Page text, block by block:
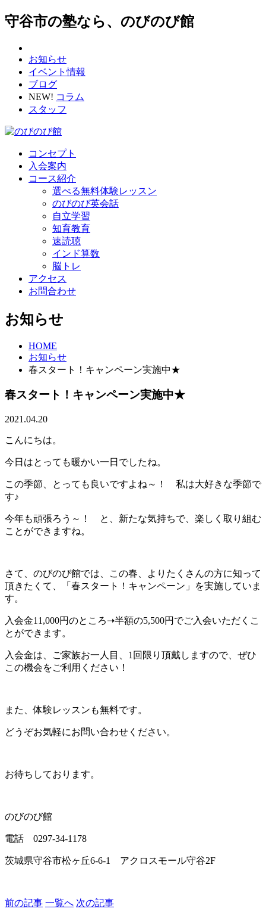
守谷市の塾なら、のびのび館
お知らせ
イベント情報
ブログ
NEW! コラム
スタッフ
コンセプト
入会案内
コース紹介
選べる無料体験レッスン
のびのび英会話
自立学習
知育教育
速読聴
インド算数
脳トレ
アクセス
お問合わせ
お知らせ
HOME
お知らせ
春スタート！キャンペーン実施中★
春スタート！キャンペーン実施中★
2021.04.20
こんにちは。
今日はとっても暖かい一日でしたね。
この季節、とっても良いですよね～！ 私は大好きな季節で
す♪
今年も頑張ろう～！ と、新たな気持ちで、楽しく取り組む
ことができますね。
さて、のびのび館では、この春、よりたくさんの方に知って
頂きたくて、「春スタート！キャンペーン」を実施していま
す。
入会金11,000円のところ➝半額の5,500円でご入会いただくこ
とができます。
入会金は、ご家族お一人目、1回限り頂戴しますので、ぜひ
この機会をご利用ください！
また、体験レッスンも無料です。
どうぞお気軽にお問い合わせください。
お待ちしております。
のびのび館
電話 0297-34-1178
茨城県守谷市松ヶ丘6-6-1 アクロスモール守谷2F
前の記事 一覧へ 次の記事